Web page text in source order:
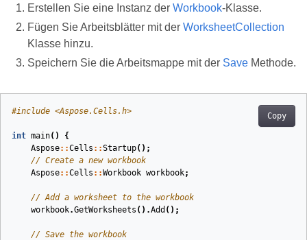
Erstellen Sie eine Instanz der Workbook-Klasse.
Fügen Sie Arbeitsblätter mit der WorksheetCollection
Klasse hinzu.
Speichern Sie die Arbeitsmappe mit der Save Methode.
Copy
#include <Aspose.Cells.h>
int main()
{
Aspose::Cells ::Startup();
// Create a new workbook
Aspose::Cells ::Workbook workbook;
// Add a worksheet to the workbook
workbook.GetWorksheets ().Add ();
// Save the workbook